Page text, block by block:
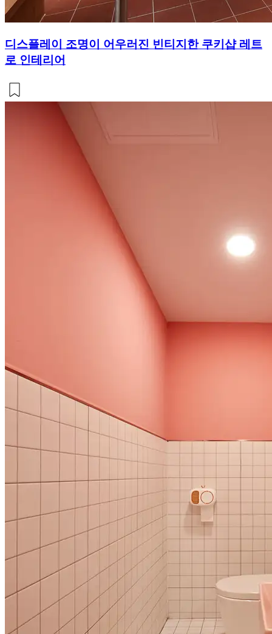
디스플레이 조명이 어우러진 빈티지한 쿠키샵 레트
로 인테리어